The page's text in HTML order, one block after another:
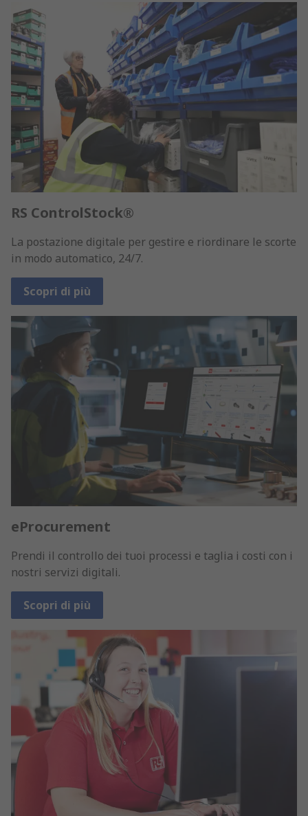
RS ControlStock®
La postazione digitale per gestire e riordinare le scorte
in modo automatico, 24/7.
Scopri di più
eProcurement
Prendi il controllo dei tuoi processi e taglia i costi con i
nostri servizi digitali.
Scopri di più